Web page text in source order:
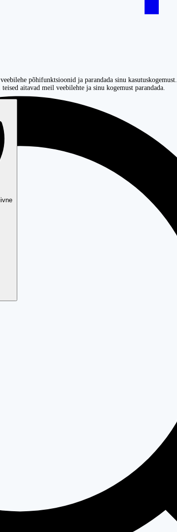
põhifunktsioonid ja parandada sinu kasutuskogemust.
aitavad meil veebilehte ja sinu kogemust parandada.